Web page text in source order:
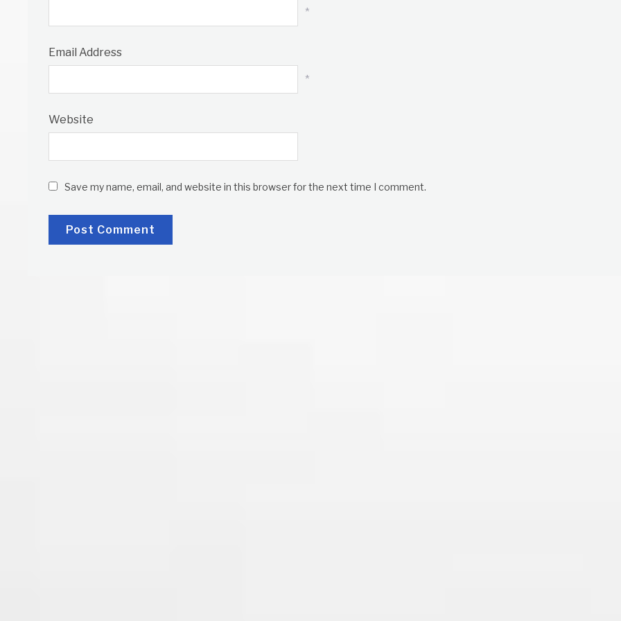
*
Email Address
*
Website
Save my name, email, and website in this browser for the next time I comment.